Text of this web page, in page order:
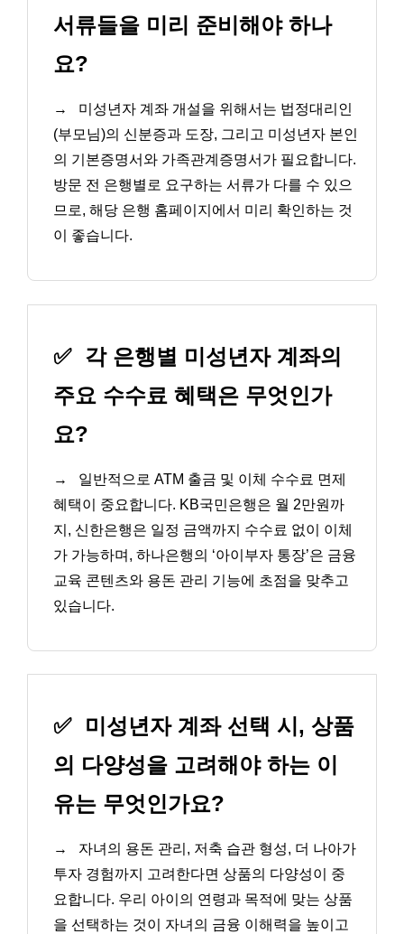
서류들을 미리 준비해야 하나
요?
→
미성년자 계좌 개설을 위해서는 법정대리인
(부모님)의 신분증과 도장, 그리고 미성년자 본인
의 기본증명서와 가족관계증명서가 필요합니다.
방문 전 은행별로 요구하는 서류가 다를 수 있으
므로, 해당 은행 홈페이지에서 미리 확인하는 것
이 좋습니다.
✅ 각 은행별 미성년자 계좌의
주요 수수료 혜택은 무엇인가
요?
→
일반적으로 ATM 출금 및 이체 수수료 면제
혜택이 중요합니다. KB국민은행은 월 2만원까
지, 신한은행은 일정 금액까지 수수료 없이 이체
가 가능하며, 하나은행의 ‘아이부자 통장’은 금융
교육 콘텐츠와 용돈 관리 기능에 초점을 맞추고
있습니다.
✅
미성년자 계좌 선택 시, 상품
의 다양성을 고려해야 하는 이
유는 무엇인가요?
→
자녀의 용돈 관리, 저축 습관 형성, 더 나아가
투자 경험까지 고려한다면 상품의 다양성이 중
요합니다. 우리 아이의 연령과 목적에 맞는 상품
을 선택하는 것이 자녀의 금융 이해력을 높이고